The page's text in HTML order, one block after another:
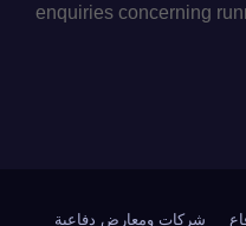
enquiries concerning
شركات ومعارض دفاعية